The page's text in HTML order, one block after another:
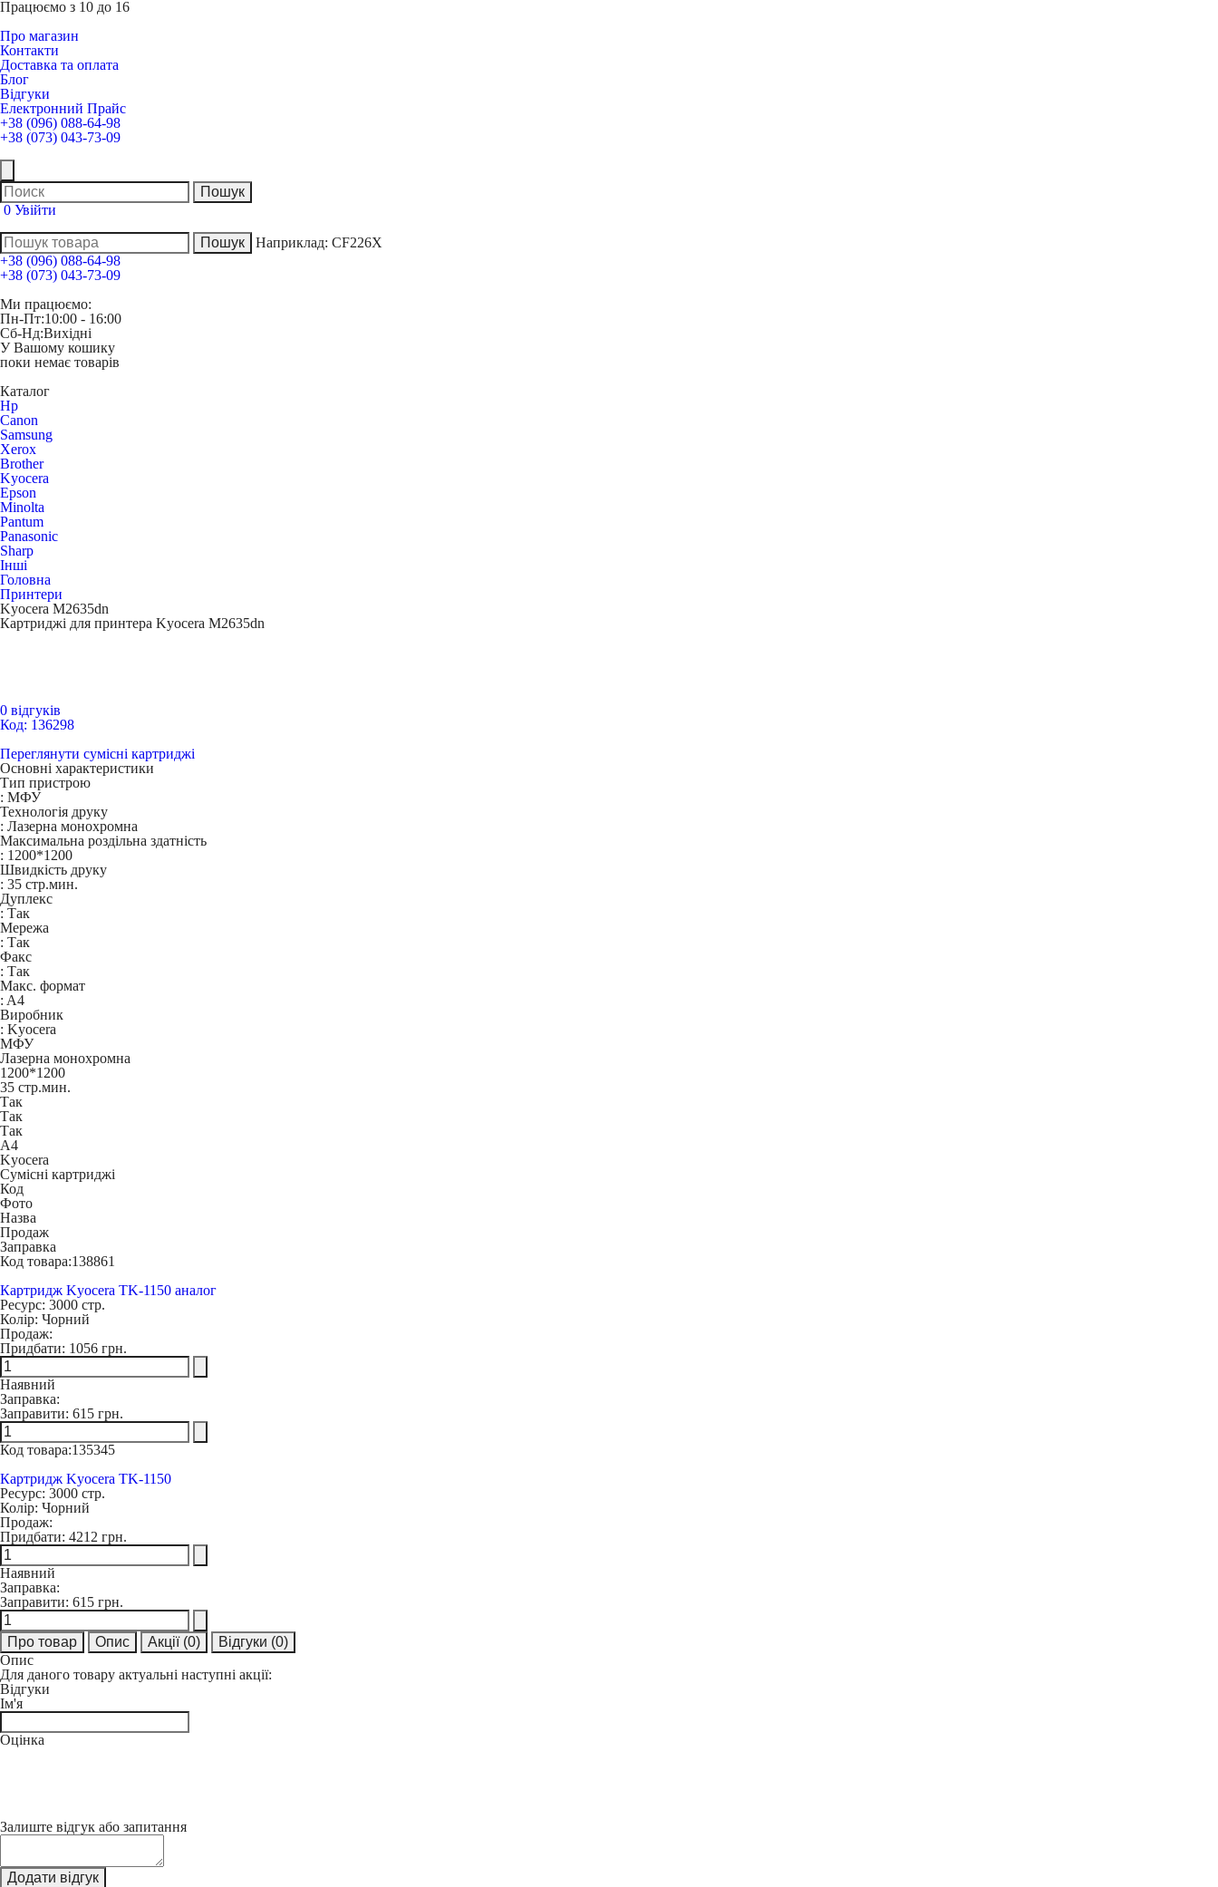
Працюємо з 10 до 16
Про магазин
Контакти
Доставка та оплата
Блог
Відгуки
Електронний Прайс
+38 (096) 088-64-98
+38 (073) 043-73-09
0 Увійти
Наприклад: CF226X
+38 (096) 088-64-98
+38 (073) 043-73-09
Ми працюємо:
Пн-Пт:10:00 - 16:00
Сб-Нд:Вихідні
У Вашому кошику
поки немає товарів
Каталог
Hp
Canon
Samsung
Xerox
Brother
Kyocera
Epson
Minolta
Pantum
Panasonic
Sharp
Інші
Головна
Принтери
Kyocera M2635dn
Картриджі для принтера Kyocera M2635dn
0 відгуків
Код: 136298
Переглянути сумісні картриджі
Основні характеристики
Тип пристрою
: МФУ
Технологія друку
: Лазерна монохромна
Максимальна роздільна здатність
: 1200*1200
Швидкість друку
: 35 стр.мин.
Дуплекс
: Так
Мережа
: Так
Факс
: Так
Макс. формат
: A4
Виробник
: Kyocera
МФУ
Лазерна монохромна
1200*1200
35 стр.мин.
Так
Так
Так
A4
Kyocera
Сумісні картриджі
Код
Фото
Назва
Продаж
Заправка
Код товара:138861
Картридж Kyocera TK-1150 аналог
Ресурс: 3000 стр.
Колір: Чорний
Продаж:
Придбати: 1056 грн.
Наявний
Заправка:
Заправити: 615 грн.
Код товара:135345
Картридж Kyocera TK-1150
Ресурс: 3000 стр.
Колір: Чорний
Продаж:
Придбати: 4212 грн.
Наявний
Заправка:
Заправити: 615 грн.
Про товар Опис Акції (0) Відгуки (0)
Опис
Для даного товару актуальні наступні акції:
Відгуки
Ім'я
Оцінка
Залиште відгук або запитання
Додати відгук